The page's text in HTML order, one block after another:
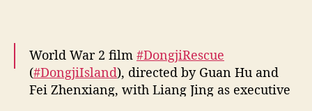
s
t
r
e
World War 2 film #DongjiRescue
(#DongjiIsland), directed by Guan Hu and
Fei Zhenxiang, with Liang Jing as executive